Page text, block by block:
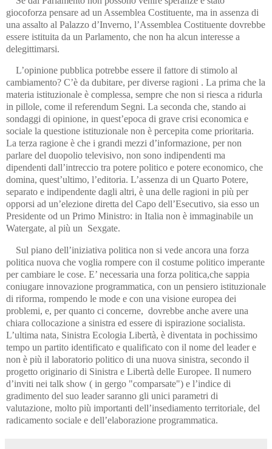
giocoforza pensare ad un Assemblea Costituente, ma in assenza di
una assalto al Palazzo d’Inverno, l’Assemblea Costituente dovrebbe
essere istituita da un Parlamento, che non ha alcun interesse a
delegittimarsi.
L’opinione pubblica potrebbe essere il fattore di stimolo al
cambiamento? C’è da dubitare, per diverse ragioni . La prima che la
materia istituzionale è complessa, sempre che non si riesca a ridurla
in pillole, come il referendum Segni. La seconda che, stando ai
sondaggi di opinione, in quest’epoca di grave crisi economica e
sociale la questione istituzionale non è percepita come prioritaria.
La terza ragione è che i grandi mezzi d’informazione, per non
parlare del duopolio televisivo, non sono indipendenti ma
dipendenti dall’intreccio tra potere politico e potere economico, che
domina, quest’ultimo, l’editoria. L’assenza di un Quarto Potere,
separato e indipendente dagli altri, è una delle ragioni in più per
opporsi ad un’elezione diretta del Capo dell’Esecutivo, sia esso un
Presidente od un Primo Ministro: in Italia non è immaginabile un
Watergate, al più un Sexgate.
Sul piano dell’iniziativa politica non si vede ancora una forza
politica nuova che voglia rompere con il costume politico imperante
per cambiare le cose. E’ necessaria una forza politica,che sappia
coniugare innovazione programmatica, con un pensiero istituzionale
di riforma, rompendo le mode e con una visione europea dei
problemi, e, per quanto ci concerne, dovrebbe anche avere una
chiara collocazione a sinistra ed essere di ispirazione socialista.
L’ultima nata, Sinistra Ecologia Libertà, è diventata in pochissimo
tempo un partito identificato e qualificato con il nome del leader e
non è più il laboratorio politico di una nuova sinistra, secondo il
progetto originario di Sinistra e Libertà delle Europee. Il numero
d’inviti nei talk show ( in gergo "comparsate") e l’indice di
gradimento del suo leader saranno gli unici parametri di
valutazione, molto più importanti dell’insediamento territoriale, del
radicamento sociale e dell’elaborazione programmatica.